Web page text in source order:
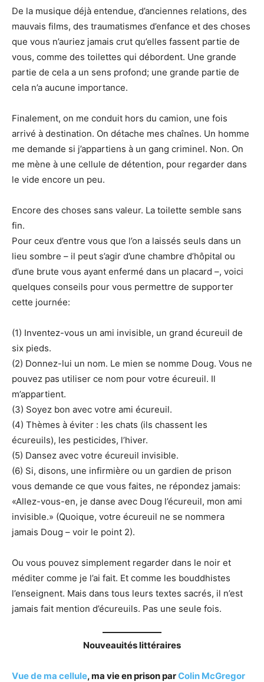
De la musique déjà entendue, d’anciennes relations, des
mauvais films, des traumatismes d’enfance et des choses
que vous n’auriez jamais crut qu’elles fassent partie de
vous, comme des toilettes qui débordent. Une grande
partie de cela a un sens profond; une grande partie de
cela n’a aucune importance.
Finalement, on me conduit hors du camion, une fois
arrivé à destination. On détache mes chaînes. Un homme
me demande si j’appartiens à un gang criminel. Non. On
me mène à une cellule de détention, pour regarder dans
le vide encore un peu.
Encore des choses sans valeur. La toilette semble sans
fin.
Pour ceux d’entre vous que l’on a laissés seuls dans un
lieu sombre – il peut s’agir d’une chambre d’hôpital ou
d’une brute vous ayant enfermé dans un placard –, voici
quelques conseils pour vous permettre de supporter
cette journée:
(1) Inventez-vous un ami invisible, un grand écureuil de
six pieds.
(2) Donnez-lui un nom. Le mien se nomme Doug. Vous ne
pouvez pas utiliser ce nom pour votre écureuil. Il
m’appartient.
(3) Soyez bon avec votre ami écureuil.
(4) Thèmes à éviter : les chats (ils chassent les
écureuils), les pesticides, l’hiver.
(5) Dansez avec votre écureuil invisible.
(6) Si, disons, une infirmière ou un gardien de prison
vous demande ce que vous faites, ne répondez jamais:
«Allez-vous-en, je danse avec Doug l’écureuil, mon ami
invisible.» (Quoique, votre écureuil ne se nommera
jamais Doug – voir le point 2).
Ou vous pouvez simplement regarder dans le noir et
méditer comme je l’ai fait. Et comme les bouddhistes
l’enseignent. Mais dans tous leurs textes sacrés, il n’est
jamais fait mention d’écureuils. Pas une seule fois.
Nouveauités littéraires
Vue de ma cellule, ma vie en prison parColin McGregor